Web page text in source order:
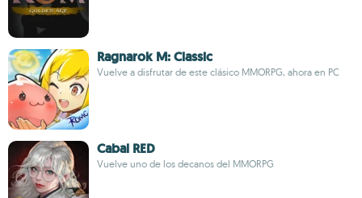
Ragnarok M: Classic
Vuelve a disfrutar de este clásico MMORPG, ahora en PC
Cabal RED
Vuelve uno de los decanos del MMORPG